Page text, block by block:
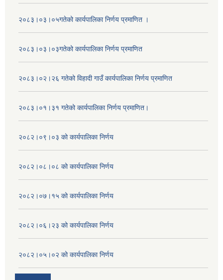
२०८३।०३।०५गतेको कार्यपालिका निर्णय प्रमाणित ।
२०८३।०३।०३गतेको कार्यपालिका निर्णय प्रमाणित
२०८३।०२।२६ गतेको विहादी गाउँ कार्यपालिका निर्णय प्रमाणित
२०८३।०१।३१ गतेको कार्यपालिका निर्णय प्रमाणित।
२०८२।०९।०३ को कार्यपालिका निर्णय
२०८२।०८।०८ को कार्यपालिका निर्णय
२०८२।०७।१५ को कार्यपालिका निर्णय
२०८२।०६।२३ को कार्यपालिका निर्णय
२०८२।०५।०२ को कार्यपालिका निर्णय